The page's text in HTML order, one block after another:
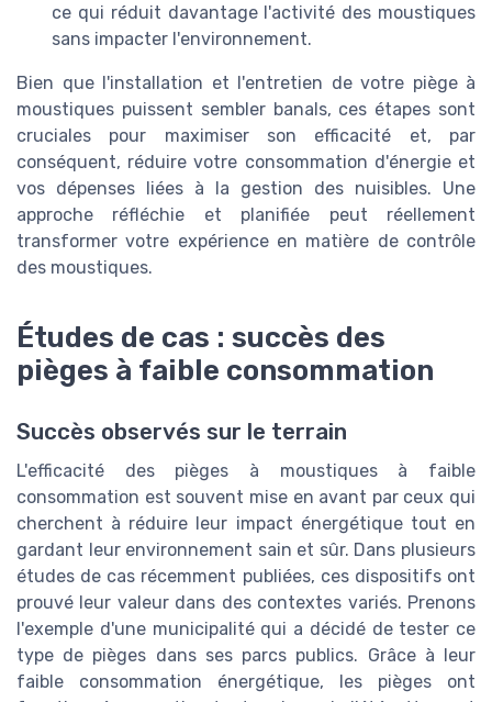
ce qui réduit davantage l'activité des moustiques
sans impacter l'environnement.
Bien que l'installation et l'entretien de votre piège à
moustiques puissent sembler banals, ces étapes sont
cruciales pour maximiser son efficacité et, par
conséquent, réduire votre consommation d'énergie et
vos dépenses liées à la gestion des nuisibles. Une
approche réfléchie et planifiée peut réellement
transformer votre expérience en matière de contrôle
des moustiques.
Études de cas : succès des
pièges à faible consommation
Succès observés sur le terrain
L'efficacité des pièges à moustiques à faible
consommation est souvent mise en avant par ceux qui
cherchent à réduire leur impact énergétique tout en
gardant leur environnement sain et sûr. Dans plusieurs
études de cas récemment publiées, ces dispositifs ont
prouvé leur valeur dans des contextes variés. Prenons
l'exemple d'une municipalité qui a décidé de tester ce
type de pièges dans ses parcs publics. Grâce à leur
faible consommation énergétique, les pièges ont